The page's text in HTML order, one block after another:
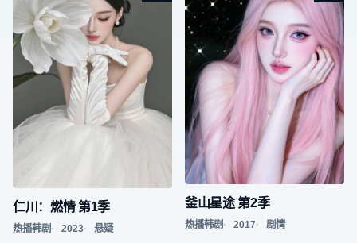
仁川：燃情 第1季
热播韩剧 2023 悬疑
釜山星途 第2季
热播韩剧 2017 剧情